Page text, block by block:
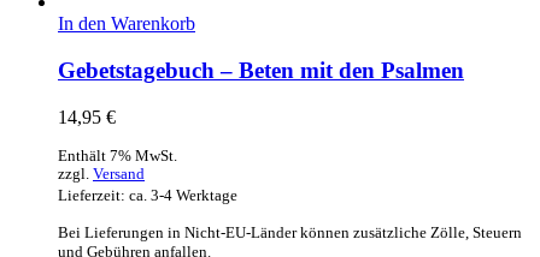
In den Warenkorb
Gebetstagebuch – Beten mit den Psalmen
14,95 €
Enthält 7% MwSt.
zzgl. Versand
Lieferzeit: ca. 3-4 Werktage
Bei Lieferungen in Nicht-EU-Länder können zusätzliche Zölle, Steuern
und Gebühren anfallen.